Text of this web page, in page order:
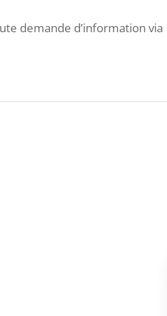
demande d’information via